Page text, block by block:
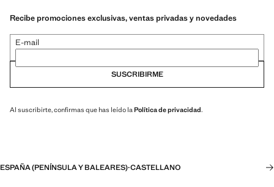
Recibe promociones exclusivas, ventas privadas y novedades
E-mail
SUSCRIBIRME
Al suscribirte, confirmas que has leído la Política de privacidad.
ESPAÑA (PENÍNSULA Y BALEARES)·CASTELLANO